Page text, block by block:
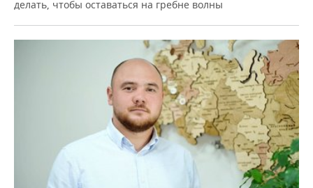
делать, чтобы оставаться на гребне волны